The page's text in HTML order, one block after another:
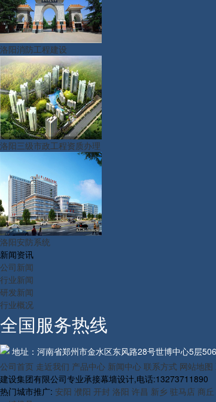
洛阳消防工程建设
洛阳三级市政工程资质办理
洛阳安防系统
新闻资讯
公司新闻
行业新闻
研发新闻
行业概况
全国服务热线
地址：河南省郑州市金水区东风路28号世博中心5层
公司首页 走近我们 产品中心 新闻中心 联系方式 网站地图
建设集团有限公司专业承接幕墙设计,电话:13273711890
热门城市推广: 安阳 濮阳 开封 洛阳 许昌 新乡 驻马店 商丘